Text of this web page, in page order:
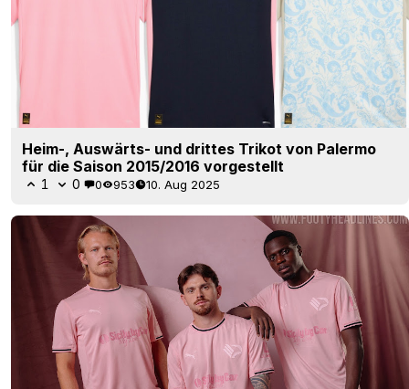
Heim-, Auswärts- und drittes Trikot von Palermo
für die Saison 2015/2016 vorgestellt
1 0 0 953 10. Aug 2025